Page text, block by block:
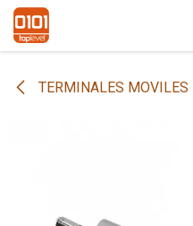
Ir al contenido
TERMINALES MOVILES